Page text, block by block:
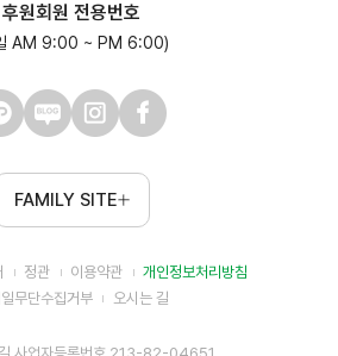
후원회원 전용번호
AM 9:00 ~ PM 6:00)
FAMILY SITE
정관 이용약관
개인정보처리방침
무단수집거부
오시는 길